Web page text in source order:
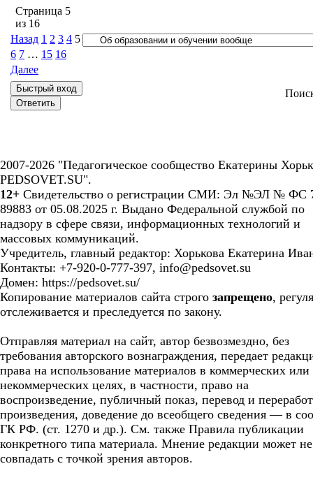
Страница 5
из 16
Назад 1 2 3 4 5
6 7 … 15 16
Далее
2007-2026 "Педагогическое сообщество Екатерины
PEDSOVET.SU".
12+ Свидетельство о регистрации СМИ: Эл №ЭЛ № ФС
89883 от 05.08.2025 г. Выдано Федеральной службой по
надзору в сфере связи, информационных технологий и
массовых коммуникаций.
Учредитель, главный редактор: Хорькова Екатерина
Контакты: +7-920-0-777-397, info@pedsovet.su
Домен: https://pedsovet.su/
Копирование материалов сайта строго запрещено,
отслеживается и преследуется по закону.
Отправляя материал на сайт, автор безвозмездно, без
требования авторского вознаграждения, передает
права на использование материалов в коммерческих или
некоммерческих целях, в частности, право на
воспроизведение, публичный показ, перевод и
произведения, доведение до всеобщего сведения — в
ГК РФ. (ст. 1270 и др.). См. также Правила публикации
конкретного типа материала. Мнение редакции может не
совпадать с точкой зрения авторов.